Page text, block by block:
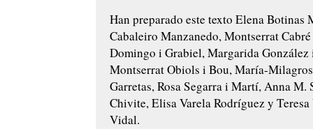
Han preparado este texto Elena Botinas
Cabaleiro Manzanedo, Montserrat
Domingo i Grabiel, Margarida
Montserrat Obiols i Bou, María-
Garretas, Rosa Segarra i Martí, Anna M.
Chivite, Elisa Varela Rodríguez y
Vidal.